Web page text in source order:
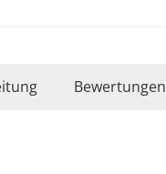
Bewertungen